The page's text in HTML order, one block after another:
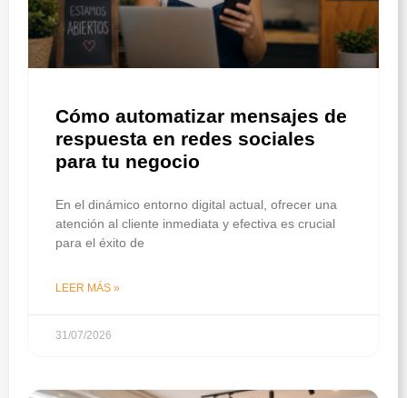
Cómo automatizar mensajes de
respuesta en redes sociales
para tu negocio
En el dinámico entorno digital actual, ofrecer una
atención al cliente inmediata y efectiva es crucial
para el éxito de
LEER MÁS »
31/07/2026